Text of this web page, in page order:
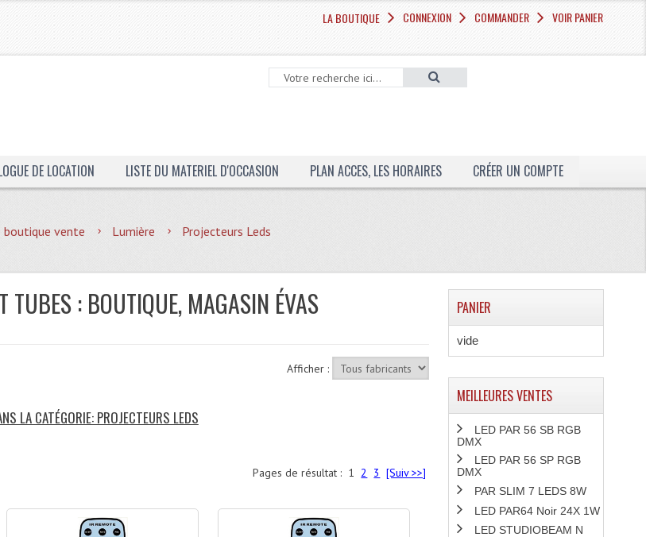
LA BOUTIQUE CONNEXION COMMANDER VOIR PANIER
DE LOCATION LISTE DU MATERIEL D'OCCASION PLAN ACCES, LES HORAIRES CRÉER UN COMPTE
boutique vente Lumière Projecteurs Leds
TUBES : BOUTIQUE, MAGASIN ÉVAS
Afficher :
LA CATÉGORIE: PROJECTEURS LEDS
Pages de résultat : 1 2 3 [Suiv >>]
PANIER
vide
MEILLEURES VENTES
LED PAR 56 SB RGB
DMX
LED PAR 56 SP RGB
DMX
PAR SLIM 7 LEDS 8W
LED PAR64 Noir 24X 1W
LED STUDIOBEAM N